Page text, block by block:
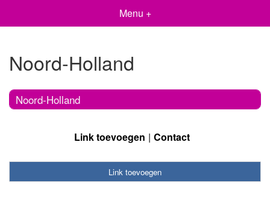
Menu +
Noord-Holland
Noord-Holland
Link toevoegen Contact
Link toevoegen